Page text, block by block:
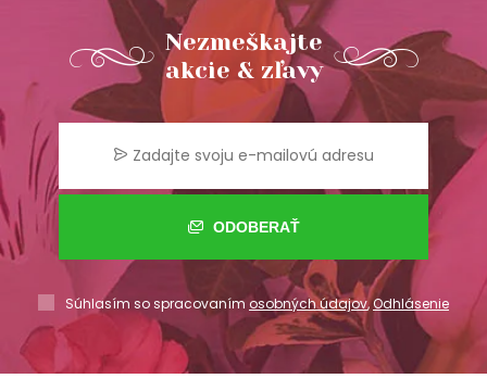
Nezmeškajte
akcie & zľavy
ODOBERAŤ
Súhlasím so spracovaním osobných údajov,Odhlásenie